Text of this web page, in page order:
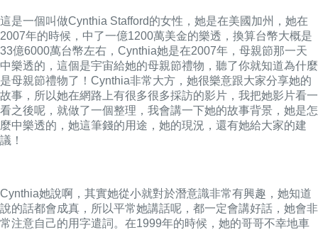
這是一個叫做Cynthia Stafford的女性，她是在美國加州，她在
2007年的時候，中了一億1200萬美金的樂透，換算台幣大概是
33億6000萬台幣左右，Cynthia她是在2007年，母親節那一天
中樂透的，這個是宇宙給她的母親節禮物，聽了你就知道為什麼
是母親節禮物了！Cynthia非常大方，她很樂意跟大家分享她的
故事，所以她在網路上有很多很多採訪的影片，我把她影片看一
看之後呢，就做了一個整理，我會講一下她的故事背景，她是怎
麼中樂透的，她這筆錢的用途，她的現況，還有她給大家的建
議！
Cynthia她說啊，其實她從小就對於潛意識非常有興趣，她知道
說的話都會成真，所以平常她講話呢，都一定會講好話，她會非
常注意自己的用字遣詞。在1999年的時候，她的哥哥不幸地車